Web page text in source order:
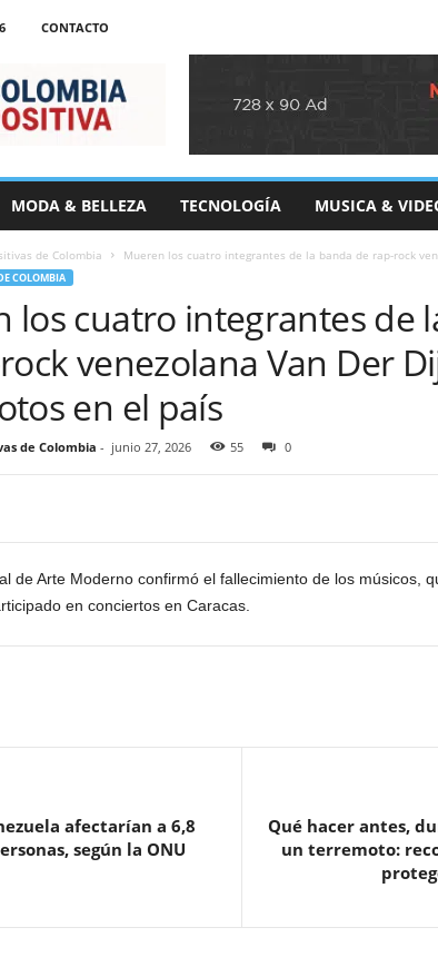
CONTACTO
MODA & BELLEZA TECNOLOGÍA MUSICA &
de Colombia Mueren los cuatro integrantes de la banda de rap-rock
COLOMBIA
los cuatro integrantes de
venezolana Van Der
en el país
de Colombia - junio 27, 2026 55 0
de Arte Moderno confirmó el fallecimiento de los músicos,
en conciertos en Caracas.
afectarían a 6,8
según la ONU
Qué hacer antes,
un terremoto: